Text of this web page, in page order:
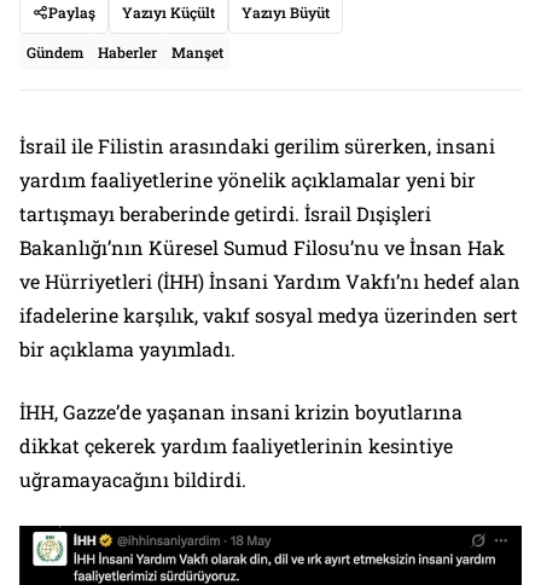
Paylaş
Yazıyı Küçült Yazıyı Büyüt
Gündem Haberler Manşet
İsrail ile Filistin arasındaki gerilim sürerken, insani
yardım faaliyetlerine yönelik açıklamalar yeni bir
tartışmayı beraberinde getirdi. İsrail Dışişleri
Bakanlığı’nın Küresel Sumud Filosu’nu ve İnsan Hak
ve Hürriyetleri (İHH) İnsani Yardım Vakfı’nı hedef alan
ifadelerine karşılık, vakıf sosyal medya üzerinden sert
bir açıklama yayımladı.
İHH, Gazze’de yaşanan insani krizin boyutlarına
dikkat çekerek yardım faaliyetlerinin kesintiye
uğramayacağını bildirdi.